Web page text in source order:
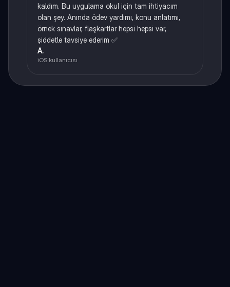
kaldım. Bu uygulama okul için tam ihtiyacım
olan şey. Anında ödev yardımı, konu anlatımı,
örnek sınavlar, flaşkartlar hepsi hepsi var,
şiddetle tavsiye ederim ✅
A.
iOS kullanıcısı